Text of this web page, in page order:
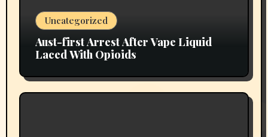
Uncategorized
Aust-first Arrest After Vape Liquid
Laced With Opioids